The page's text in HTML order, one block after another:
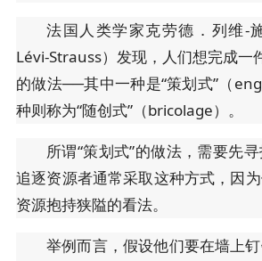
法国人类学家克劳德．列维-
Lévi-Strauss）发现，人们想完成一
的做法──其中一种是“策划式”（
种则称为“随创式”（bricolage）。
所谓“策划式”的做法，需要先寻
追逐资源者通常采取这种方式，因
资源抱持狭隘的看法。
举例而言，假设他们要在墙上